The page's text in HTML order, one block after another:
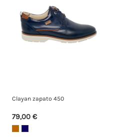
Clayan zapato 450
79,00 €